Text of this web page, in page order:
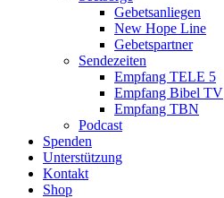
Gebetsanliegen
New Hope Line
Gebetspartner
Sendezeiten
Empfang TELE 5
Empfang Bibel TV
Empfang TBN
Podcast
Spenden
Unterstützung
Kontakt
Shop